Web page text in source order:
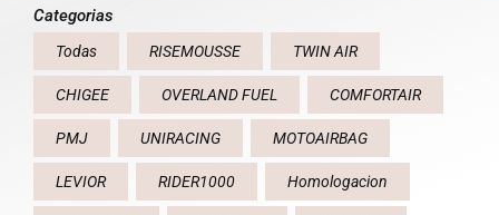
Categorias
Todas RISEMOUSSE TWIN AIR
CHIGEE OVERLAND FUEL COMFORTAIR
PMJ UNIRACING MOTOAIRBAG
LEVIOR RIDER1000 Homologacion